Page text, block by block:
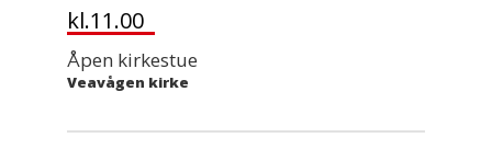
kl.11.00
Åpen kirkestue
Veavågen kirke